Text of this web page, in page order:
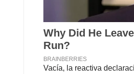
Vacía, la reactiva